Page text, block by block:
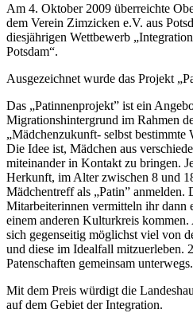
Am 4. Oktober 2009 überreichte
dem Verein Zimzicken e.V. aus
diesjährigen Wettbewerb
Potsdam“.
Ausgezeichnet wurde das Projekt
Das „Patinnenprojekt” ist ein
Migrationshintergrund im Rahmen
„Mädchenzukunft- selbst bestimmte
Die Idee ist, Mädchen aus
miteinander in Kontakt zu bringen.
Herkunft, im Alter zwischen 8 und
Mädchentreff als „Patin” anmelden.
Mitarbeiterinnen vermitteln ihr dann
einem anderen Kulturkreis
sich gegenseitig möglichst viel von
und diese im Idealfall mitzuerleben.
Patenschaften gemeinsam unterwegs.
Mit dem Preis würdigt die
auf dem Gebiet der Integration.